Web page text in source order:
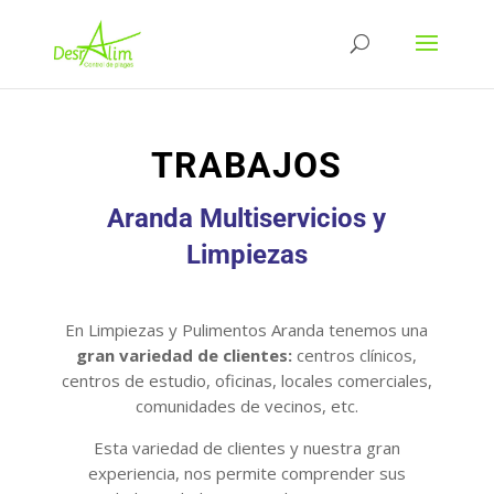
TRABAJOS
Aranda Multiservicios y
Limpiezas
En Limpiezas y Pulimentos Aranda tenemos una
gran variedad de clientes: centros clínicos,
centros de estudio, oficinas, locales comerciales,
comunidades de vecinos, etc.
Esta variedad de clientes y nuestra gran
experiencia, nos permite comprender sus